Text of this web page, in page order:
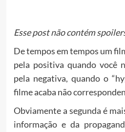
Esse post não contém
De tempos em tempos um
pela positiva quando você
pela negativa, quando o
filme acaba não
Obviamente a segunda é
informação e da